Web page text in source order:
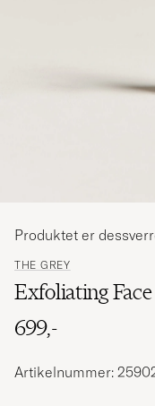
THE GREY
Exfoliating
699,-
Produktet er
Artikelnummer: